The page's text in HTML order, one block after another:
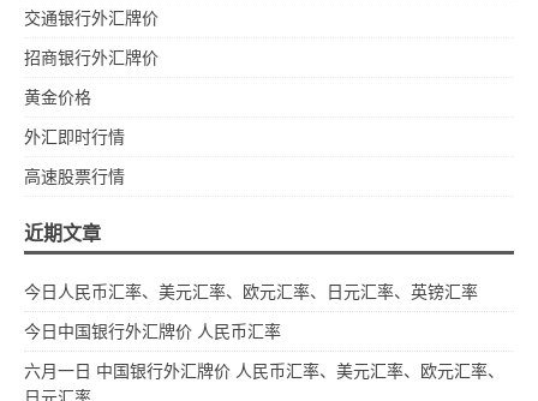
交通银行外汇牌价
招商银行外汇牌价
黄金价格
外汇即时行情
高速股票行情
近期文章
今日人民币汇率、美元汇率、欧元汇率、日元汇率、英镑汇率
今日中国银行外汇牌价 人民币汇率
六月一日 中国银行外汇牌价 人民币汇率、美元汇率、欧元汇率、